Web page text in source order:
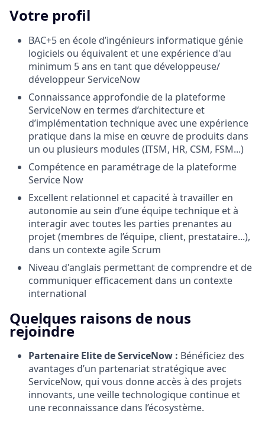
Votre profil
BAC+5 en école d’ingénieurs informatique génie
logiciels ou équivalent et une expérience d'au
minimum 5 ans en tant que développeuse/
développeur ServiceNow
Connaissance approfondie de la plateforme
ServiceNow en termes d’architecture et
d’implémentation technique avec une expérience
pratique dans la mise en œuvre de produits dans
un ou plusieurs modules (ITSM, HR, CSM, FSM...)
Compétence en paramétrage de la plateforme
Service Now
Excellent relationnel et capacité à travailler en
autonomie au sein d’une équipe technique et à
interagir avec toutes les parties prenantes au
projet (membres de l’équipe, client, prestataire...),
dans un contexte agile Scrum
Niveau d'anglais permettant de comprendre et de
communiquer efficacement dans un contexte
international
Quelques raisons de nous
rejoindre
Partenaire Elite de ServiceNow : Bénéficiez des
avantages d’un partenariat stratégique avec
ServiceNow, qui vous donne accès à des projets
innovants, une veille technologique continue et
une reconnaissance dans l’écosystème.